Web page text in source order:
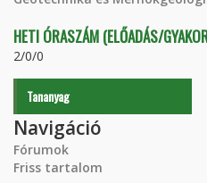
HETI ÓRASZÁM (ELŐADÁS/
2/0/0
Tananyag
Navigáció
Fórumok
Friss tartalom